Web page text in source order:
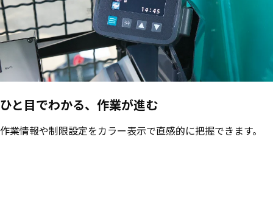
ひと目でわかる、作業が進む
作業情報や制限設定をカラー表示で直感的に把握できます。